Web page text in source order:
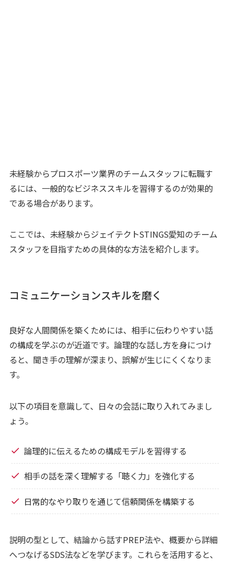
未経験からプロスポーツ業界のチームスタッフに転職す
るには、一般的なビジネススキルを習得するのが効果的
である場合があります。
ここでは、未経験からジェイテクトSTINGS愛知のチーム
スタッフを目指すための具体的な方法を紹介します。
コミュニケーションスキルを磨く
良好な人間関係を築くためには、相手に伝わりやすい話
の構成を学ぶのが近道です。論理的な話し方を身につけ
ると、聞き手の理解が深まり、誤解が生じにくくなりま
す。
以下の項目を意識して、日々の会話に取り入れてみまし
ょう。
論理的に伝えるための構成モデルを習得する
相手の話を深く理解する「聴く力」を強化する
日常的なやり取りを通じて信頼関係を構築する
説明の型として、結論から話すPREP法や、概要から詳細
へつなげるSDS法などを学びます。これらを活用すると、